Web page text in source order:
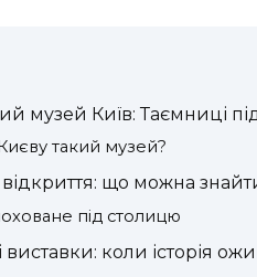
музей Київ: Таємниці
такий музей?
що можна
під столицю
виставки: коли історія